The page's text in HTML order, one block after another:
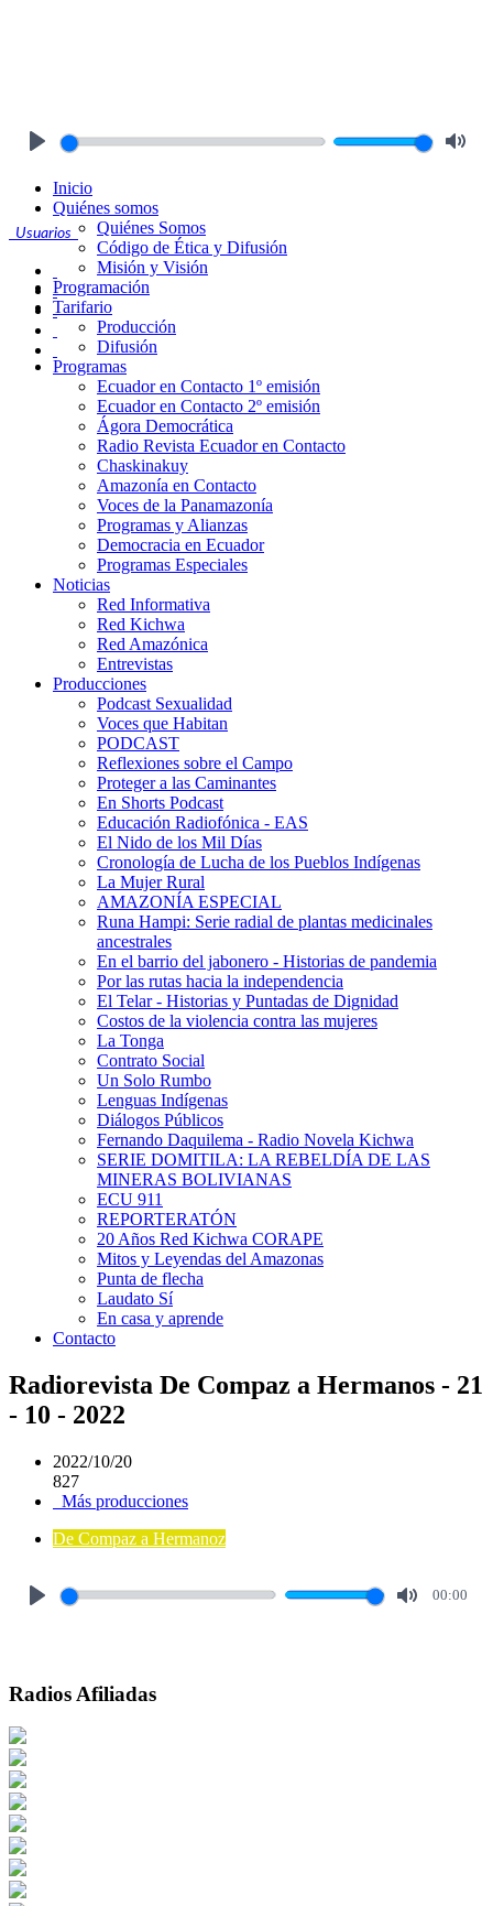
Usuarios
Inicio
Quiénes somos
Quiénes Somos
Código de Ética y Difusión
Misión y Visión
Programación
Tarifario
Producción
Difusión
Programas
Ecuador en Contacto 1º emisión
Ecuador en Contacto 2º emisión
Ágora Democrática
Radio Revista Ecuador en Contacto
Chaskinakuy
Amazonía en Contacto
Voces de la Panamazonía
Programas y Alianzas
Democracia en Ecuador
Programas Especiales
Noticias
Red Informativa
Red Kichwa
Red Amazónica
Entrevistas
Producciones
Podcast Sexualidad
Voces que Habitan
PODCAST
Reflexiones sobre el Campo
Proteger a las Caminantes
En Shorts Podcast
Educación Radiofónica - EAS
El Nido de los Mil Días
Cronología de Lucha de los Pueblos Indígenas
La Mujer Rural
AMAZONÍA ESPECIAL
Runa Hampi: Serie radial de plantas medicinales
ancestrales
En el barrio del jabonero - Historias de pandemia
Por las rutas hacia la independencia
El Telar - Historias y Puntadas de Dignidad
Costos de la violencia contra las mujeres
La Tonga
Contrato Social
Un Solo Rumbo
Lenguas Indígenas
Diálogos Públicos
Fernando Daquilema - Radio Novela Kichwa
SERIE DOMITILA: LA REBELDÍA DE LAS
MINERAS BOLIVIANAS
ECU 911
REPORTERATÓN
20 Años Red Kichwa CORAPE
Mitos y Leyendas del Amazonas
Punta de flecha
Laudato Sí
En casa y aprende
Contacto
Radiorevista De Compaz a Hermanos - 21
- 10 - 2022
2022/10/20
827
Más producciones
De Compaz a Hermanoz
00:00
Radios Afiliadas